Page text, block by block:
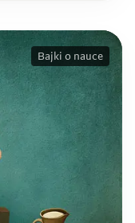
Bajki o nauce